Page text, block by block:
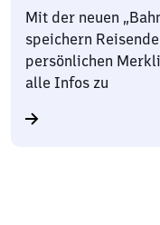
Mit der neuen
speichern
persönlichen
alle Infos zu